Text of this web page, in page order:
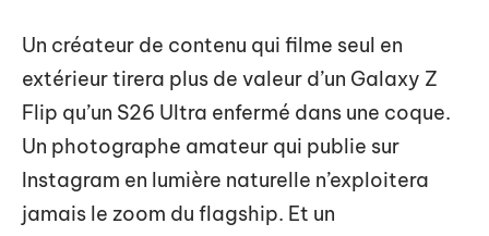
Un créateur de contenu qui filme seul en
extérieur tirera plus de valeur d’un Galaxy Z
Flip qu’un S26 Ultra enfermé dans une coque.
Un photographe amateur qui publie sur
Instagram en lumière naturelle n’exploitera
jamais le zoom du flagship. Et un